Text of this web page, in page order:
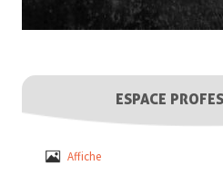
ESPACE
Affiche